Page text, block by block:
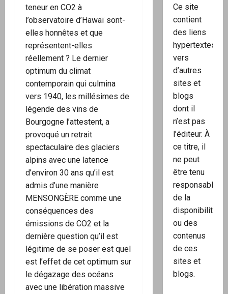
teneur en CO2 à
l’observatoire d’Hawaï sont-
elles honnêtes et que
représentent-elles
réellement ? Le dernier
optimum du climat
contemporain qui culmina
vers 1940, les millésimes de
légende des vins de
Bourgogne l’attestent, a
provoqué un retrait
spectaculaire des glaciers
alpins avec une latence
d’environ 30 ans qu’il est
admis d’une manière
MENSONGÈRE comme une
conséquences des
émissions de CO2 et la
dernière question qu’il est
légitime de se poser est quel
est l’effet de cet optimum sur
le dégazage des océans
avec une libération massive
Ce site
contient
des liens
hypertextes
vers
d’autres
sites et
blogs
dont il
n’est pas
l’éditeur. À
ce titre, il
ne peut
être tenu
responsable
de la
disponibilité
ou des
contenus
de ces
sites et
blogs.